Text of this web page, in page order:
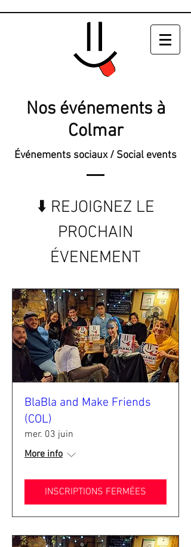
Nos événements à
Colmar
Événements sociaux / Social events
⬇️ REJOIGNEZ LE
PROCHAIN
ÉVENEMENT
BlaBla and Make Friends
(COL)
mer. 03 juin
More info
INSCRIPTIONS FERMÉES